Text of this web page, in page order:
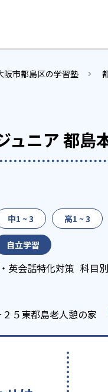
阪市都島区の学習塾
ュニア 都島
中1 ~ 3 高1 ~ 3
自立学習
英会話特化対策 科目
５東都島老人憩の家